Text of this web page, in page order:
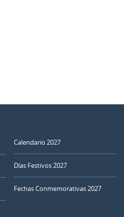
Calendario 2027
Días Festivos 2027
Fechas Conmemorativas 2027